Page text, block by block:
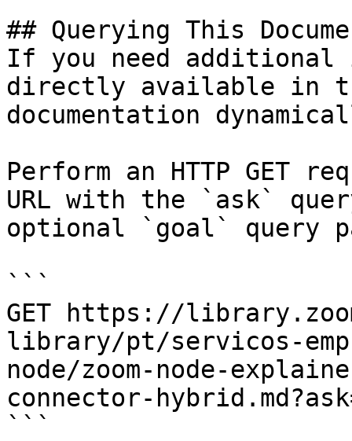
## Querying This
If you need
directly available in
documentation
Perform an HTTP GET
URL with the `ask`
optional `goal` query
```
GET https://
library/pt/servicos-
node/zoom-node-
connector-
```